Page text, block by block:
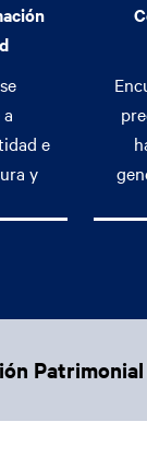
e
y
Patrimonial